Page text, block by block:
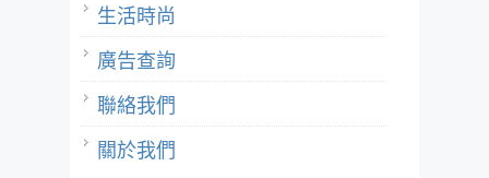
生活時尚
廣告查詢
聯絡我們
關於我們